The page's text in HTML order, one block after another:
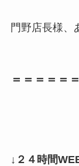
門野店長様、
＝＝＝＝＝
↓２４時間